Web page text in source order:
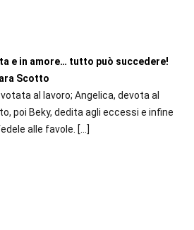
e in amore… tutto può succedere!
Scotto
votata al lavoro; Angelica, devota al
poi Beky, dedita agli eccessi e infine
alle favole. […]